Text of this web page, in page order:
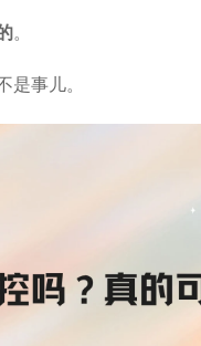
。
事儿。